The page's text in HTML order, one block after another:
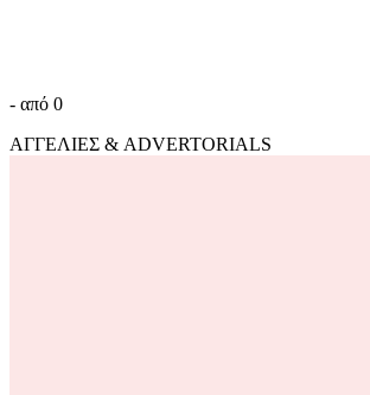
- από 0
ΑΓΓΕΛΙΕΣ & ADVERTORIALS